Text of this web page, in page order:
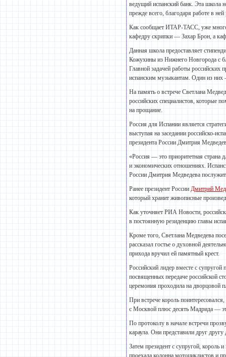
ведущий испанский банк. Эта школа
прежде всего, благодаря работе в
Как сообщает ИТАР-ТАСС, уже много
кафедру скрипки — Захар Брон, а
Данная школа предоставляет
Кожухины из Нижнего Новгорода с
Главной задачей работы
испанским музыкантам. Один из них
На память о встрече Светлана
российских специалистов, которые
на прощание.
Россия для Испании является
выступая на заседании российско-
президента России Дмитрия
«Россия — это приоритетная
и экономических отношениях.
России Дмитрия Медведева
Ранее президент РоссииДмитрий
который хранит живописные
Как уточняет РИА Новости,
в постоянную резиденцию главы
Кроме того, Светлана Медведева
рассказал гостье о духовной
прихода вручил ей памятный крест.
Российский лидер вместе с
посвященных передаче российской
церемония проходила на дворцовой
При встрече король
с Москвой плюс десять Мадрида —
По протоколу в начале встречи
караула. Они представили друг
Затем президент с супругой,
проехала колонна мотоциклистов и